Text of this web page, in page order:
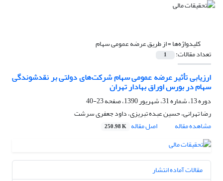
کلیدواژه‌ها =از طریق عرضه عمومی سهام
تعداد مقالات: 1
ارزیابی تأثیر عرضه عمومی سهام شرکت‌های دولتی بر نقدشوندگی
سهام در بورس اوراق بهادار تهران
دوره 13، شماره 31، شهریور 1390، صفحه
23-40
رضا تهرانی، حسین عبده تبریزی، داود جعفری سرشت
مشاهده مقاله
اصل مقاله 250.98 K
مقالات آماده انتشار